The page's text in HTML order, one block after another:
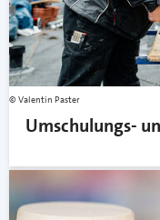
Valentin Paster
Umschulungs-